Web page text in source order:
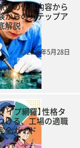
遣の仕事内容から
からのステップア
解説
2026年5月28日
イプ網羅】性格タ
ける、工場の適職
全ガイド